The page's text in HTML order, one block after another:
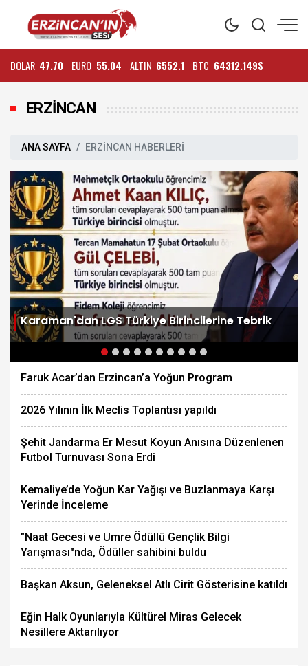
DOLAR 47.70 EURO 55.04 ALTIN 6552.1 BTC 64312.149$
ERZİNCAN
ANA SAYFA ERZİNCAN HABERLERİ
Karaman'dan LGS Türkiye Birincilerine Tebrik
Faruk Acar’dan Erzincan’a Yoğun Program
2026 Yılının İlk Meclis Toplantısı yapıldı
Şehit Jandarma Er Mesut Koyun Anısına Düzenlenen
Futbol Turnuvası Sona Erdi
Kemaliye’de Yoğun Kar Yağışı ve Buzlanmaya Karşı
Yerinde İnceleme
"Naat Gecesi ve Umre Ödüllü Gençlik Bilgi
Yarışması"nda, Ödüller sahibini buldu
Başkan Aksun, Geleneksel Atlı Cirit Gösterisine katıldı
Eğin Halk Oyunlarıyla Kültürel Miras Gelecek
Nesillere Aktarılıyor